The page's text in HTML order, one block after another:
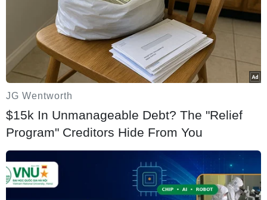
#Yemen #Ali Abdullah Saleh #Chuyển giao quyền lực #Đối lập
Yemen
Facebook
Twitter Lưu bài viết Copy link
Theo dõi VietnamPlus
Gửi bình luận
Tin cùng chuyên mục
JG Wentworth
$15k In Unmanageable Debt? The "Relief
Program" Creditors Hide From You